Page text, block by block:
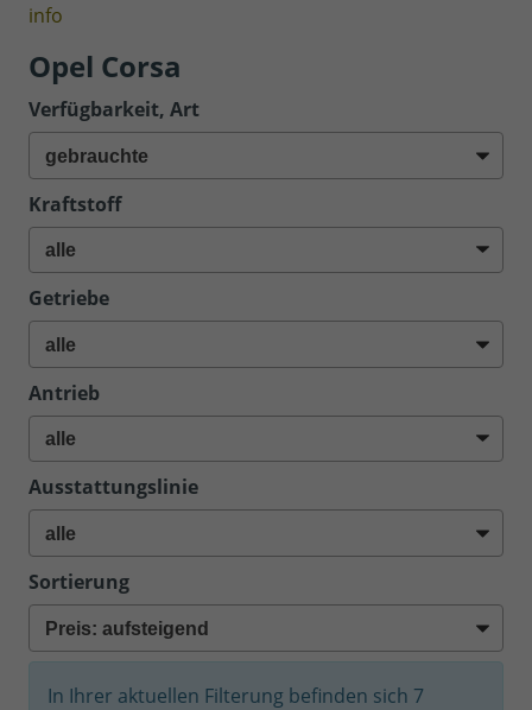
info
Opel Corsa
Verfügbarkeit, Art
Kraftstoff
Getriebe
Antrieb
Ausstattungslinie
Sortierung
In Ihrer aktuellen Filterung befinden sich 7